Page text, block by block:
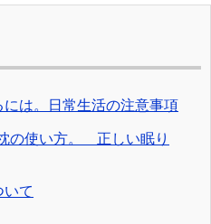
は。日常生活の注意事項
の使い方。 正しい眠り
いて